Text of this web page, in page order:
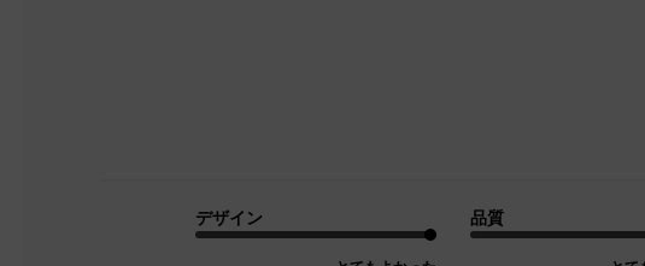
デザイン 品質